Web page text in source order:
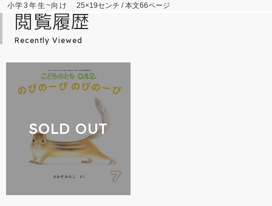
小学3年生~向け 25×19センチ / 本文66ページ
閲覧履歴
Recently Viewed
SOLD OUT